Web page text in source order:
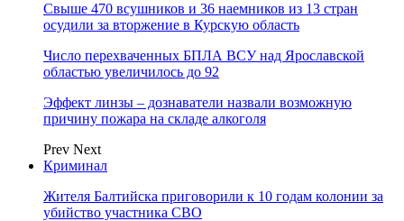
Свыше 470 всушников и 36 наемников из 13 стран
осудили за вторжение в Курскую область
Число перехваченных БПЛА ВСУ над Ярославской
областью увеличилось до 92
Эффект линзы – дознаватели назвали возможную
причину пожара на складе алкоголя
Prev Next
Криминал
Жителя Балтийска приговорили к 10 годам колонии за
убийство участника СВО